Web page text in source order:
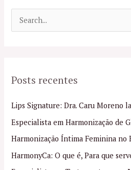
u
s
a
r
p
Posts recentes
Lips Signature: Dra. Caru Moreno
Especialista em Harmonização de
Harmonização Íntima Feminina no
HarmonyCa: O que é, Para que